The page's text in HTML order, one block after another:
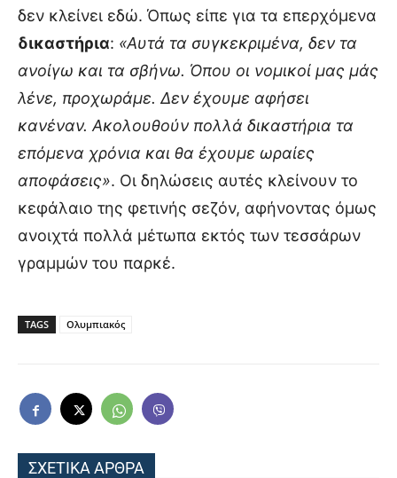
δεν κλείνει εδώ. Όπως είπε για τα επερχόμενα
δικαστήρια: «Αυτά τα συγκεκριμένα, δεν τα
ανοίγω και τα σβήνω. Όπου οι νομικοί μας μάς
λένε, προχωράμε. Δεν έχουμε αφήσει
κανέναν. Ακολουθούν πολλά δικαστήρια τα
επόμενα χρόνια και θα έχουμε ωραίες
αποφάσεις». Οι δηλώσεις αυτές κλείνουν το
κεφάλαιο της φετινής σεζόν, αφήνοντας όμως
ανοιχτά πολλά μέτωπα εκτός των τεσσάρων
γραμμών του παρκέ.
TAGS Ολυμπιακός
ΣΧΕΤΙΚΑ ΑΡΘΡΑ